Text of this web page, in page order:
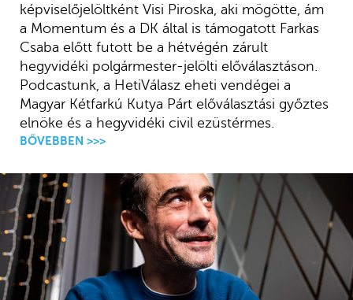
képviselőjelöltként Visi Piroska, aki mögötte, ám
a Momentum és a DK által is támogatott Farkas
Csaba előtt futott be a hétvégén zárult
hegyvidéki polgármester-jelölti előválasztáson.
Podcastunk, a HetiVálasz eheti vendégei a
Magyar Kétfarkú Kutya Párt előválasztási győztes
elnöke és a hegyvidéki civil ezüstérmes.
BŐVEBBEN >>>